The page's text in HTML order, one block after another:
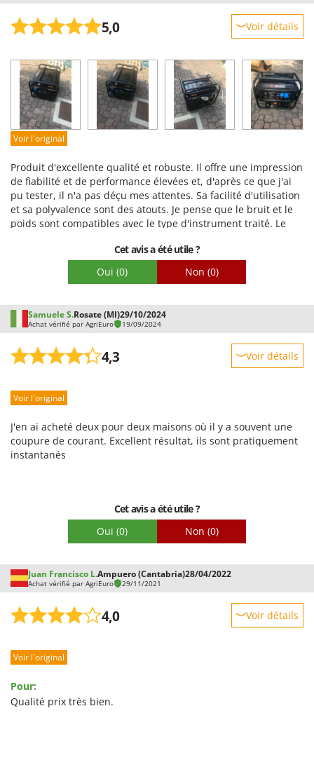
5,0 Voir détails
Prestations
Facilité d'utilisation
Qualité / Prix
Facilité de montage
Voir l'original
Produit d'excellente qualité et robuste. Il offre une impression
de fiabilité et de performance élevées et, d'après ce que j'ai
pu tester, il n'a pas déçu mes attentes. Sa facilité d'utilisation
et sa polyvalence sont des atouts. Je pense que le bruit et le
poids sont compatibles avec le type d'instrument traité. Le
est élevée. En tant que système d'alimentation, il remplit
parfaitement son rôle. Panneau ATS simple et clair. Excellent
régulateur de vitesse. Démarrage automatique précis. Quant
présents. Personnellement, je l'ai acheté car il démarre
automatiquement lorsqu'il détecte une panne de courant
générale. Et cela se produit avec précision et ponctualité. Très
satisfait de mon achat.
Cet avis a été utile ?
Oui (0) Non (0)
Samuele S.Rosate (MI)29/10/2024
Achat vérifié par AgriEuro 19/09/2024
4,3 Voir détails
Prestations
Qualité / Prix
Facilité de montage
Voir l'original
J'en ai acheté deux pour deux maisons où il y a souvent une
coupure de courant. Excellent résultat, ils sont pratiquement
instantanés
Cet avis a été utile ?
Oui (0) Non (0)
Juan Francisco L.Ampuero (Cantabria)28/04/2022
Achat vérifié par AgriEuro 29/11/2021
4,0 Voir détails
Prestations
Qualité / Prix
Voir l'original
Pour:
Qualité prix très bien.